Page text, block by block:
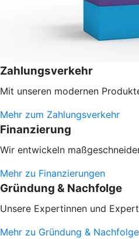
Zahlungsverkehr
Mit unseren modernen
Mehr zum Zahlungsverkehr
Finanzierung
Wir entwickeln
Mehr zu Finanzierungen
Gründung & Nachfolge
Unsere Expertinnen und
Mehr zu Gründung & Nachfolge